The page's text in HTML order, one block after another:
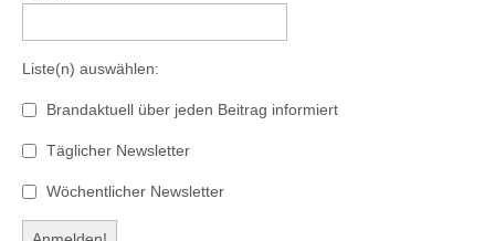
Liste(n) auswählen:
Brandaktuell über jeden Beitrag informiert
Täglicher Newsletter
Wöchentlicher Newsletter